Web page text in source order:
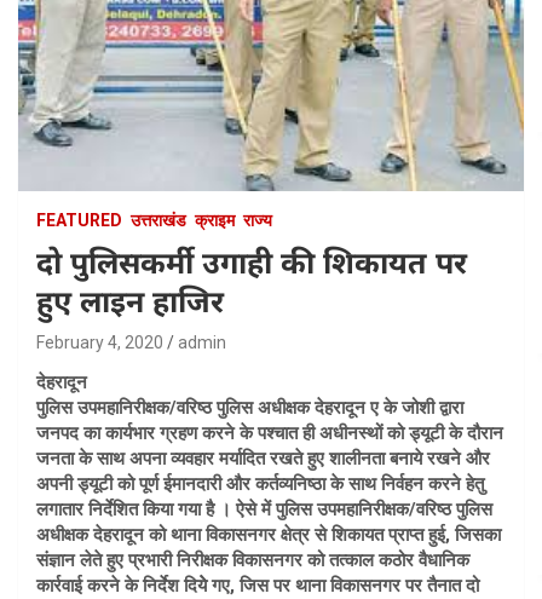
FEATURED उत्तराखंड क्राइम राज्य
दो पुलिसकर्मी उगाही की शिकायत पर
हुए लाइन हाजिर
February 4, 2020 admin
देहरादून
पुलिस उपमहानिरीक्षक/वरिष्ठ पुलिस अधीक्षक देहरादून ए के जोशी द्वारा
जनपद का कार्यभार ग्रहण करने के पश्चात ही अधीनस्थों को ड्यूटी के दौरान
जनता के साथ अपना व्यवहार मर्यादित रखते हुए शालीनता बनाये रखने और
अपनी ड्यूटी को पूर्ण ईमानदारी और कर्तव्यनिष्ठा के साथ निर्वहन करने हेतु
लगातार निर्देशित किया गया है । ऐसे में पुलिस उपमहानिरीक्षक/वरिष्ठ पुलिस
अधीक्षक देहरादून को थाना विकासनगर क्षेत्र से शिकायत प्राप्त हुई, जिसका
संज्ञान लेते हुए प्रभारी निरीक्षक विकासनगर को तत्काल कठोर वैधानिक
कार्रवाई करने के निर्देश दियेे गए, जिस पर थाना विकासनगर पर तैनात दो